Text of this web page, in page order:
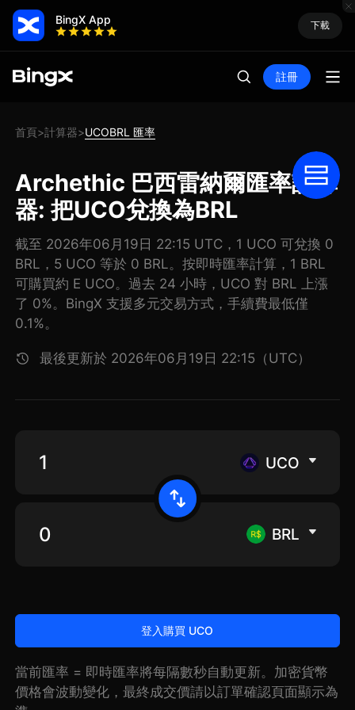
BingX App 下載
註冊
首頁>計算器>UCOBRL 匯率
Archethic 巴西雷納爾匯率計算
器: 把UCO兌換為BRL
截至 2026年06月19日 22:15 UTC，1 UCO 可兌換 0
BRL，5 UCO 等於 0 BRL。按即時匯率計算，1 BRL
可購買約 E UCO。過去 24 小時，UCO 對 BRL 上漲
了 0%。BingX 支援多元交易方式，手續費最低僅
0.1%。
最後更新於 2026年06月19日 22:15（UTC）
UCO
BRL
登入購買 UCO
當前匯率 = 即時匯率將每隔數秒自動更新。加密貨幣
價格會波動變化，最終成交價請以訂單確認頁面顯示為